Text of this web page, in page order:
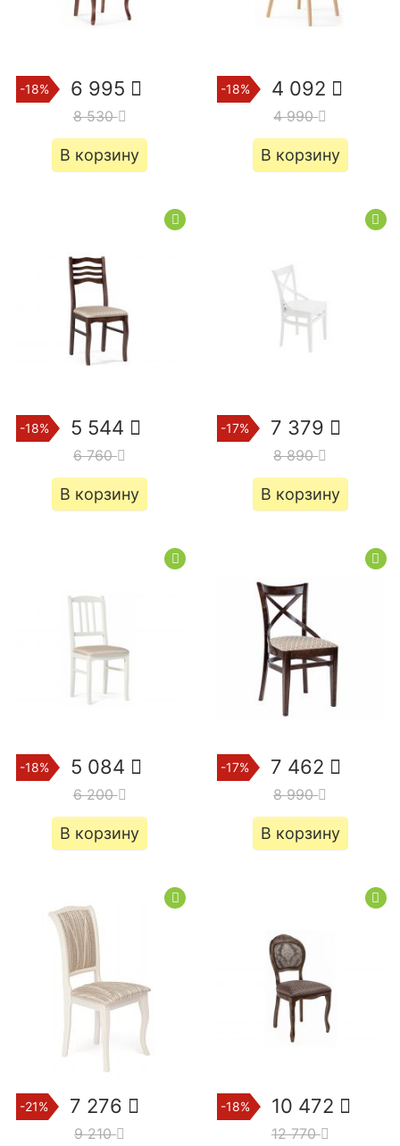
-18% 6 995
8 530
В корзину
-18% 4 092
4 990
В корзину
-18% 5 544
6 760
В корзину
-17% 7 379
8 890
В корзину
-18% 5 084
6 200
В корзину
-17% 7 462
8 990
В корзину
-21% 7 276
9 210
-18% 10 472
12 770